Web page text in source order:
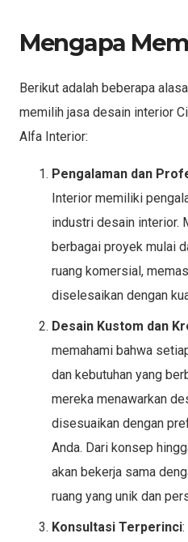
Mengapa
Berikut adalah beberapa
memilih jasa desain interior
Alfa Interior:
Pengalaman dan
Interior memiliki
industri desain interior.
berbagai proyek mulai
ruang komersial,
diselesaikan dengan
Desain Kustom dan
memahami bahwa
dan kebutuhan yang
mereka menawarkan
disesuaikan dengan
Anda. Dari konsep
akan bekerja sama
ruang yang unik dan
Konsultasi Terperinci